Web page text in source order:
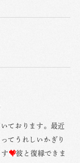
ております。最近
てうれしいかぎり
彼と復縁できま